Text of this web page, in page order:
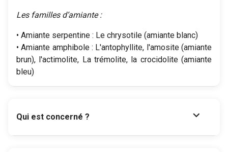
Les familles d’amiante :
• Amiante serpentine : Le chrysotile (amiante blanc)
• Amiante amphibole : L'antophyllite, l'amosite (amiante
brun), l'actimolite, La trémolite, la crocidolite (amiante
bleu)
Qui est concerné ? expand_more